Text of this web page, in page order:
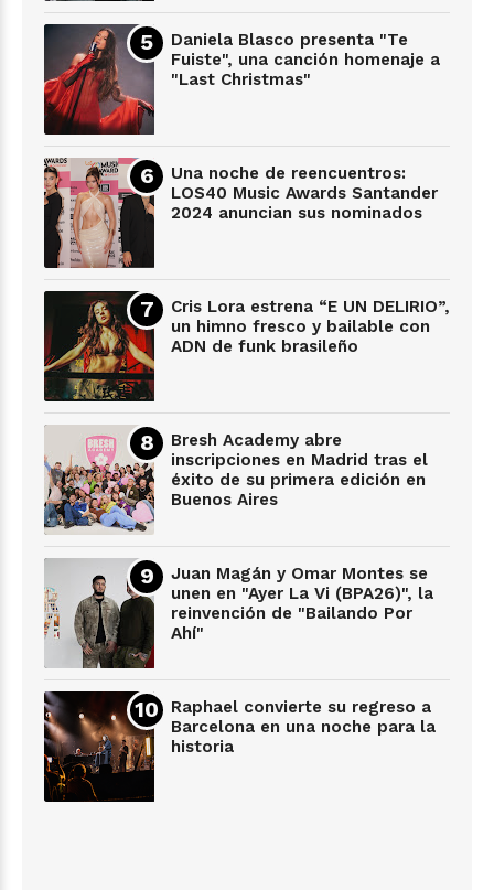
Daniela Blasco presenta "Te
Fuiste", una canción homenaje a
"Last Christmas"
Una noche de reencuentros:
LOS40 Music Awards Santander
2024 anuncian sus nominados
Cris Lora estrena “E UN DELIRIO”,
un himno fresco y bailable con
ADN de funk brasileño
Bresh Academy abre
inscripciones en Madrid tras el
éxito de su primera edición en
Buenos Aires
Juan Magán y Omar Montes se
unen en "Ayer La Vi (BPA26)", la
reinvención de "Bailando Por
Ahí"
Raphael convierte su regreso a
Barcelona en una noche para la
historia